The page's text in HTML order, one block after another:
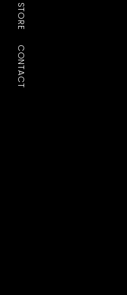
STORE
CONTACT